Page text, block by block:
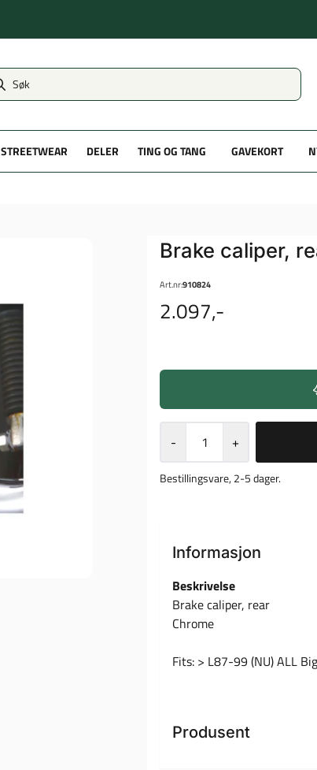
STREETWEAR DELER TING OG TANG GAVEKORT
Brake caliper,
Art.nr:910824
2.097,-
- +
Bestillingsvare, 2-5 dager.
Informasjon
Beskrivelse
Brake caliper, rear
Chrome
Fits: > L87-99 (NU) ALL
Produsent